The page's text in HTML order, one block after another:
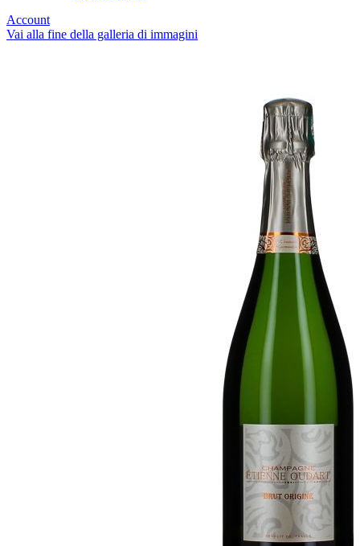
Account
Vai alla fine della galleria di immagini